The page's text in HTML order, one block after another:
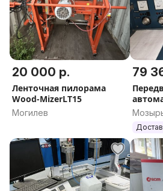
20 000 р.
Ленточная пилорама
Wood-MizerLT15
Могилев
79